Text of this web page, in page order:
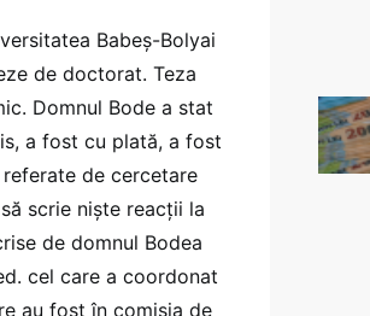
Babeș-Bolyai
de doctorat. Teza
Domnul Bode a stat
a fost cu plată, a fost
de cercetare
scrie niște reacții la
de domnul Bodea
cel care a coordonat
au fost în comisia de